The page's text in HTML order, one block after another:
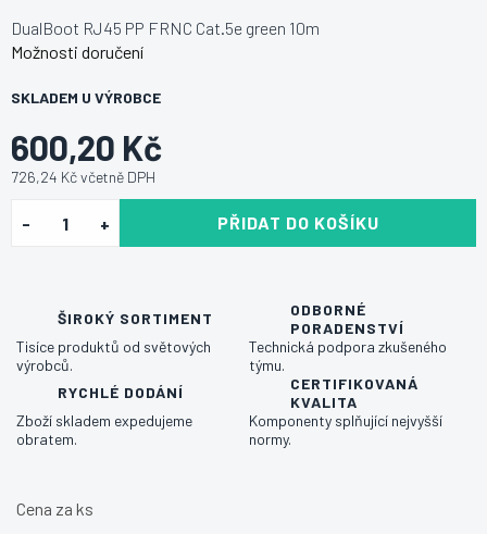
600,20 Kč
726,24 Kč včetně DPH
SKLADEM U VÝROBCE
Možnosti doručení
PŘIDAT DO KOŠÍKU
DualBoot RJ45 PP FRNC Cat.5e green 10m
ŠIROKÝ SORTIMENT
Tisíce produktů od světových
výrobců.
ODBORNÉ
PORADENSTVÍ
Technická podpora zkušeného
týmu.
RYCHLÉ DODÁNÍ
Zboží skladem expedujeme
obratem.
CERTIFIKOVANÁ
KVALITA
Komponenty splňující nejvyšší
normy.
Cena za ks